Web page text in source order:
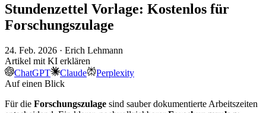
Stundenzettel Vorlage: Kostenlos für
Forschungszulage
24. Feb. 2026 · Erich Lehmann
Artikel mit KI erklären
ChatGPT
Claude
Perplexity
Auf einen Blick
Für die Forschungszulage sind sauber dokumentierte Arbeitszeiten